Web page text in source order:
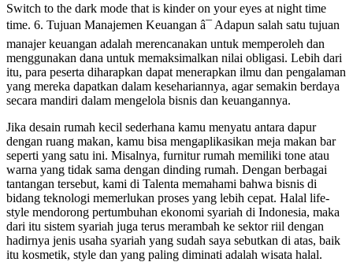
Switch to the dark mode that is kinder on your eyes at night time
time. 6. Tujuan Manajemen Keuangan â¯ Adapun salah satu tujuan
manajer keuangan adalah merencanakan untuk memperoleh dan
menggunakan dana untuk memaksimalkan nilai obligasi. Lebih dari
itu, para peserta diharapkan dapat menerapkan ilmu dan pengalaman
yang mereka dapatkan dalam kesehariannya, agar semakin berdaya
secara mandiri dalam mengelola bisnis dan keuangannya.
Jika desain rumah kecil sederhana kamu menyatu antara dapur
dengan ruang makan, kamu bisa mengaplikasikan meja makan bar
seperti yang satu ini. Misalnya, furnitur rumah memiliki tone atau
warna yang tidak sama dengan dinding rumah. Dengan berbagai
tantangan tersebut, kami di Talenta memahami bahwa bisnis di
bidang teknologi memerlukan proses yang lebih cepat. Halal life-
style mendorong pertumbuhan ekonomi syariah di Indonesia, maka
dari itu sistem syariah juga terus merambah ke sektor riil dengan
hadirnya jenis usaha syariah yang sudah saya sebutkan di atas, baik
itu kosmetik, style dan yang paling diminati adalah wisata halal.